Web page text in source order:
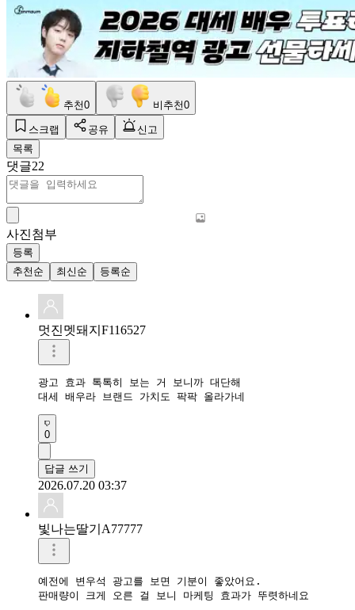
추천0 비추천0
스크랩 공유
신고
목록
댓글22
사진첨부
등록
추천순
최신순 등록순
멋진멧돼지F116527
광고 효과 톡톡히 보는 거 보니까 대단해
대세 배우라 브랜드 가치도 팍팍 올라가네
0
답글 쓰기
2026.07.20 03:37
빛나는딸기A77777
예전에 변우석 광고를 보면 기분이 좋았어요.
판매량이 크게 오른 걸 보니 마케팅 효과가 뚜렷하네요